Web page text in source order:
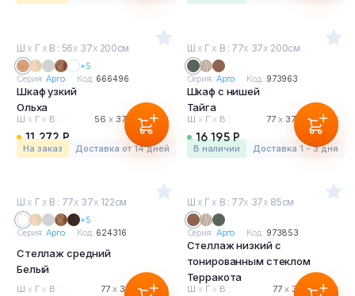
Ш х Г х В : 56х 37х 200см
+5
Серия:Арго Код: 666496
Шкаф узкий
Ольха
Ш х Г х В : 56 х37 200 см
11 272 Р
На заказ Доставка от 14 дней
Ш х Г х В : 77х 37х 200см
Серия: Арго Код: 973963
Шкаф с нишей
Тайга
Ш х Г х В : 77 х 37 200 см
16 195 Р
в наличии Доставка 1 - 3 дня
Ш х Г х В : 77х 37х 122см
+5
Серия:Арго Код: 624316
Стеллаж средний
Белый
Ш х Г х В : 77 х37 122 см
Ш х Г х В : 77х 37х 85см
Серия: Арго Код: 973853
Стеллаж низкий с
тонированным стеклом
Терракота
Ш х Г х В : 77 х 37 х85 см